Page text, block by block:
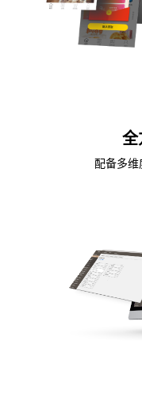
全
配备多维